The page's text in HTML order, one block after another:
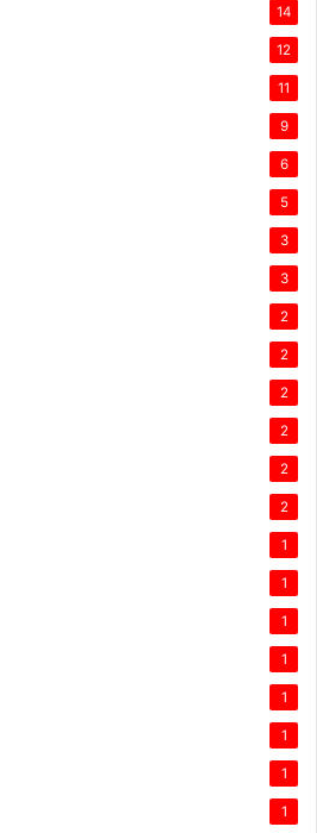
14
12
11
9
6
5
3
3
2
2
2
2
2
2
1
1
1
1
1
1
1
1